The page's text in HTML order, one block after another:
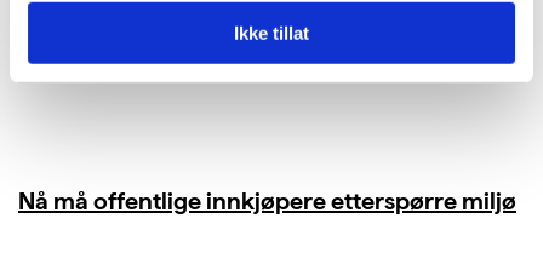
Ikke tillat
Nå må offentlige innkjøpere etterspørre miljø